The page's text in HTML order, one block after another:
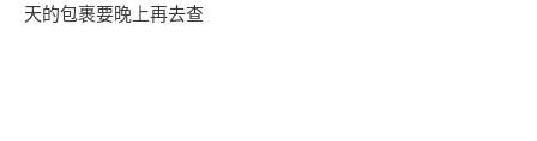
天的包裹要晚上再去查